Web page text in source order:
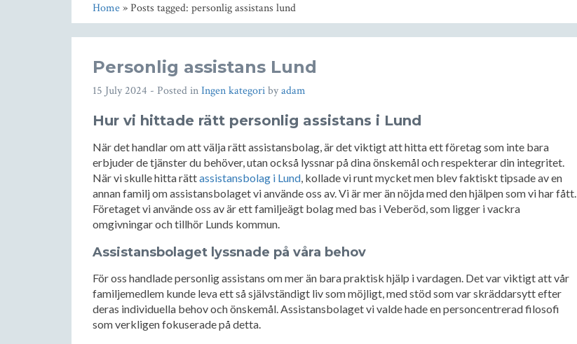
Home» Posts tagged: personlig assistans lund
Personlig assistans Lund
15 July 2024 - Posted inIngen kategoribyadam
Hur vi hittade rätt personlig assistans i Lund
När det handlar om att välja rätt assistansbolag, är det viktigt att hitta ett företag som inte bara
erbjuder de tjänster du behöver, utan också lyssnar på dina önskemål och respekterar din integritet.
När vi skulle hitta rättassistansbolag i Lund, kollade vi runt mycket men blev faktiskt tipsade av en
annan familj om assistansbolaget vi använde oss av. Vi är mer än nöjda med den hjälpen som vi har fått.
Företaget vi använde oss av är ett familjeägt bolag med bas i Veberöd, som ligger i vackra
omgivningar och tillhör Lunds kommun.
Assistansbolaget lyssnade på våra behov
För oss handlade personlig assistans om mer än bara praktisk hjälp i vardagen. Det var viktigt att vår
familjemedlem kunde leva ett så självständigt liv som möjligt, med stöd som var skräddarsytt efter
deras individuella behov och önskemål. Assistansbolaget vi valde hade en personcentrerad filosofi
som verkligen fokuserade på detta.